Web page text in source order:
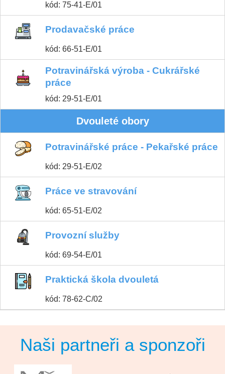
kód: 75-41-E/01
Prodavačské práce
kód: 66-51-E/01
Potravinářská výroba - Cukrářské
práce
kód: 29-51-E/01
Dvouleté obory
Potravinářské práce - Pekařské práce
kód: 29-51-E/02
Práce ve stravování
kód: 65-51-E/02
Provozní služby
kód: 69-54-E/01
Praktická škola dvouletá
kód: 78-62-C/02
Naši partneři a sponzoři